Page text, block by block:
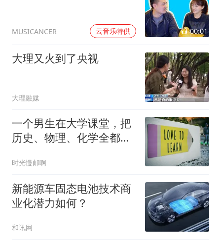
MUSICANCER 云音乐特供 00:01
大理又火到了央视
大理融媒
一个男生在大学课堂，把
历史、物理、化学全都变
时光慢邮啊
新能源车固态电池技术商
业化潜力如何？
和讯网